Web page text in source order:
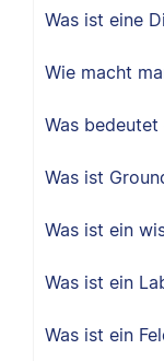
Was ist eine
Wie macht
Was
Was ist
Was ist ein
Was ist ein
Was ist ein